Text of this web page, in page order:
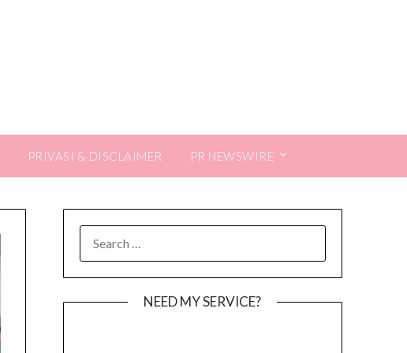
PRIVASI & DISCLAIMER PR NEWSWIRE
FOR:
NEED MY SERVICE?